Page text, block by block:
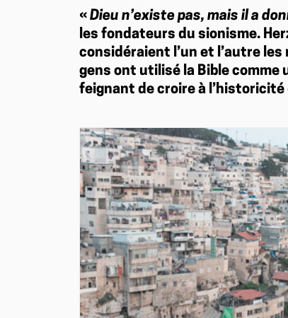
« Dieu n’existe pas, mais il a
les fondateurs du sionisme.
considéraient l’un et l’autre
gens ont utilisé la Bible comme
feignant de croire à